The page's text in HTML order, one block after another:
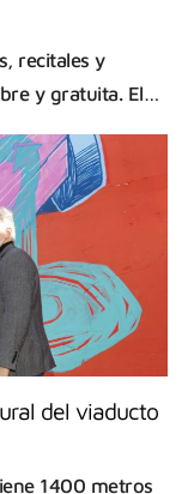
recitales y
y gratuita. El…
del viaducto
1400 metros